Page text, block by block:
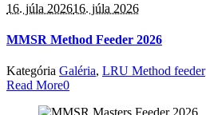
16. júla 202616. júla 2026
MMSR Method Feeder 2026
Kategória Galéria, LRU Method feeder
Read More0